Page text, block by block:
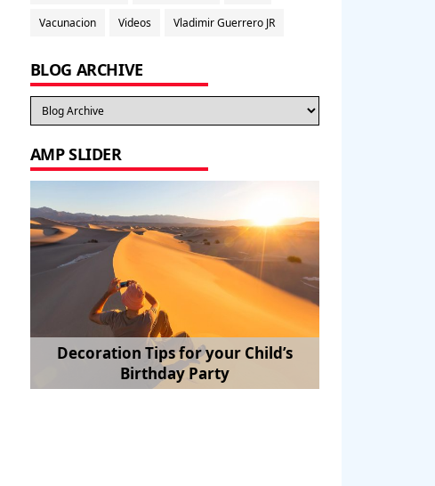
Vacunacion Videos Vladimir Guerrero JR
BLOG ARCHIVE
AMP SLIDER
Amazon’s Apple Watch killer will be
free and sell you everything
How to Travel in Style: Finding a
Perfect Flight
Decoration Tips for your Child’s
Birthday Party